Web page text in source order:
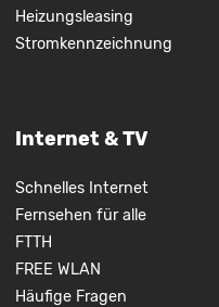
Heizungsleasing
Stromkennzeichnung
Internet & TV
Schnelles Internet
Fernsehen für alle
FTTH
FREE WLAN
Häufige Fragen